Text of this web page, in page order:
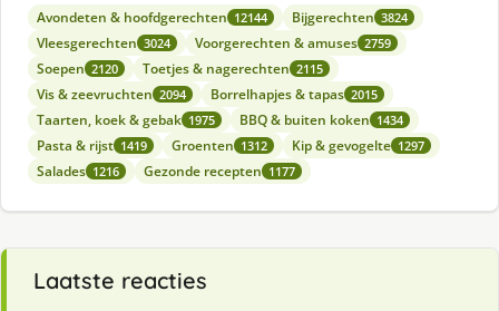
Avondeten & hoofdgerechten 12144 Bijgerechten 3824
Vleesgerechten 3024 Voorgerechten & amuses 2759
Soepen 2120 Toetjes & nagerechten 2115
Vis & zeevruchten 2094 Borrelhapjes & tapas 2015
Taarten, koek & gebak 1975 BBQ & buiten koken 1434
Pasta & rijst 1419 Groenten 1312 Kip & gevogelte 1297
Salades 1216 Gezonde recepten 1177
Laatste reacties